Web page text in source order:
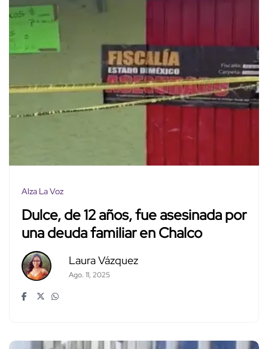
Alza La Voz
Dulce, de 12 años, fue asesinada por
una deuda familiar en Chalco
Laura Vázquez
Ago. 11, 2025